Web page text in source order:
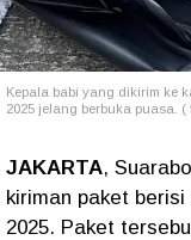
Kepala babi yang dikirim ke
2025 jelang berbuka puasa. (
JAKARTA,
kiriman paket
2025. Paket